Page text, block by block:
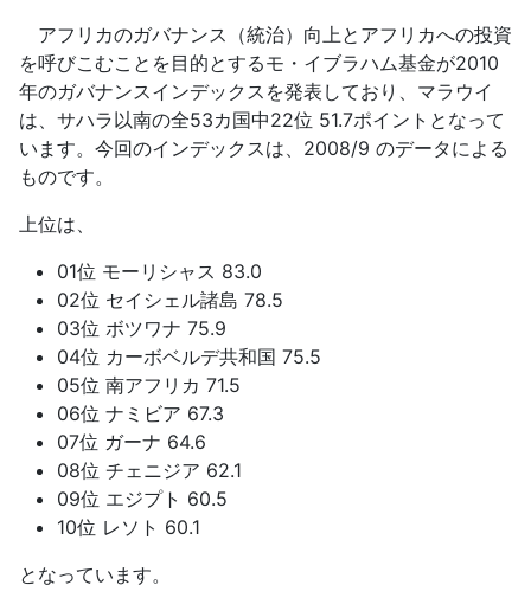
アフリカのガバナンス（統治）向上とアフリカへの投資
を呼びこむことを目的とするモ・イブラハム基金が2010
年のガバナンスインデックスを発表しており、マラウイ
は、サハラ以南の全53カ国中22位 51.7ポイントとなって
います。今回のインデックスは、2008/9 のデータによる
ものです。
上位は、
01位 モーリシャス 83.0
02位 セイシェル諸島 78.5
03位 ボツワナ 75.9
04位 カーボベルデ共和国 75.5
05位 南アフリカ 71.5
06位 ナミビア 67.3
07位 ガーナ 64.6
08位 チェニジア 62.1
09位 エジプト 60.5
10位 レソト 60.1
となっています。